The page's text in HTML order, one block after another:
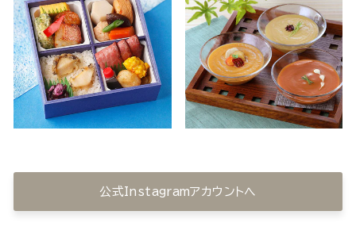
公式Instagramアカウントへ